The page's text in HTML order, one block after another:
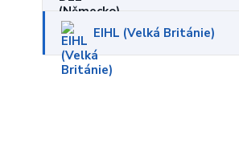
EIHL (Velká Británie)